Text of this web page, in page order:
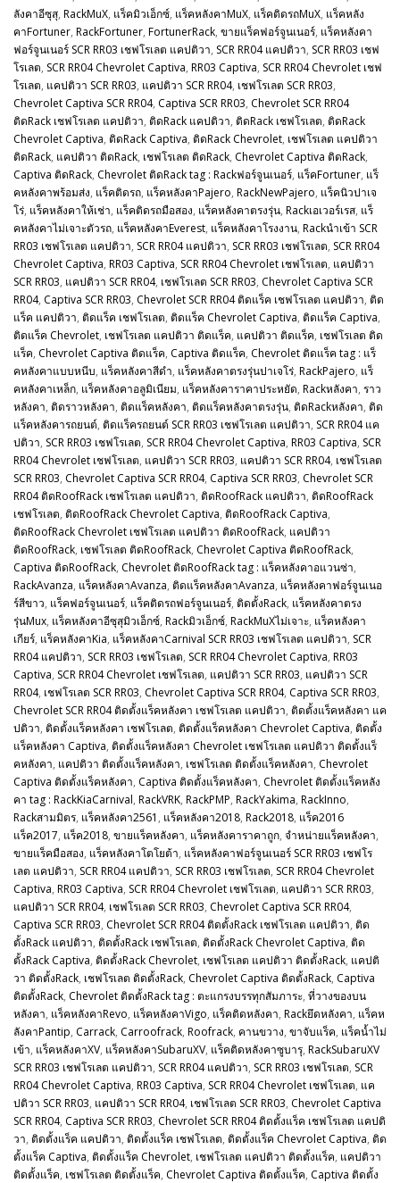
ลังคาอีซุสุ, RackMuX, แร็คมิวเอ็กซ์, แร็คหลังคาMuX, แร็คติดรถMuX, แร็คหลัง
คาFortuner, RackFortuner, FortunerRack, ขายแร็คฟอร์จูนเนอร์, แร็คหลังคา
ฟอร์จูนเนอร์ SCR RR03 เชฟโรเลต แคปติวา, SCR RR04 แคปติวา, SCR RR03 เชฟ
โรเลต, SCR RR04 Chevrolet Captiva, RR03 Captiva, SCR RR04 Chevrolet เชฟ
โรเลต, แคปติวา SCR RR03, แคปติวา SCR RR04, เชฟโรเลต SCR RR03,
Chevrolet Captiva SCR RR04, Captiva SCR RR03, Chevrolet SCR RR04
ติดRack เชฟโรเลต แคปติวา, ติดRack แคปติวา, ติดRack เชฟโรเลต, ติดRack
Chevrolet Captiva, ติดRack Captiva, ติดRack Chevrolet, เชฟโรเลต แคปติวา
ติดRack, แคปติวา ติดRack, เชฟโรเลต ติดRack, Chevrolet Captiva ติดRack,
Captiva ติดRack, Chevrolet ติดRack tag : Rackฟอร์จูนเนอร์, แร็คFortuner, แร็
คหลังคาพร้อมส่ง, แร็คติดรถ, แร็คหลังคาPajero, RackNewPajero, แร็คนิวปาเจ
โร่, แร็คหลังคาให้เช่า, แร็คติดรถมือสอง, แร็คหลังคาตรงรุ่น, Rackเอเวอร์เรส, แร็
คหลังคาไม่เจาะตัวรถ, แร็คหลังคาEverest, แร็คหลังคาโรงงาน, Rackนำเข้า SCR
RR03 เชฟโรเลต แคปติวา, SCR RR04 แคปติวา, SCR RR03 เชฟโรเลต, SCR RR04
Chevrolet Captiva, RR03 Captiva, SCR RR04 Chevrolet เชฟโรเลต, แคปติวา
SCR RR03, แคปติวา SCR RR04, เชฟโรเลต SCR RR03, Chevrolet Captiva SCR
RR04, Captiva SCR RR03, Chevrolet SCR RR04 ติดแร็ค เชฟโรเลต แคปติวา, ติด
แร็ค แคปติวา, ติดแร็ค เชฟโรเลต, ติดแร็ค Chevrolet Captiva, ติดแร็ค Captiva,
ติดแร็ค Chevrolet, เชฟโรเลต แคปติวา ติดแร็ค, แคปติวา ติดแร็ค, เชฟโรเลต ติด
แร็ค, Chevrolet Captiva ติดแร็ค, Captiva ติดแร็ค, Chevrolet ติดแร็ค tag : แร็
คหลังคาแบบหนีบ, แร็คหลังคาสีดำ, แร็คหลังคาตรงรุ่นปาเจโร่, RackPajero, แร็
คหลังคาเหล็ก, แร็คหลังคาอลูมิเนียม, แร็คหลังคาราคาประหยัด, Rackหลังคา, ราว
หลังคา, ติดราวหลังคา, ติดแร็คหลังคา, ติดแร็คหลังคาตรงรุ่น, ติดRackหลังคา, ติด
แร็คหลังคารถยนต์, ติดแร็ครถยนต์ SCR RR03 เชฟโรเลต แคปติวา, SCR RR04 แค
ปติวา, SCR RR03 เชฟโรเลต, SCR RR04 Chevrolet Captiva, RR03 Captiva, SCR
RR04 Chevrolet เชฟโรเลต, แคปติวา SCR RR03, แคปติวา SCR RR04, เชฟโรเลต
SCR RR03, Chevrolet Captiva SCR RR04, Captiva SCR RR03, Chevrolet SCR
RR04 ติดRoofRack เชฟโรเลต แคปติวา, ติดRoofRack แคปติวา, ติดRoofRack
เชฟโรเลต, ติดRoofRack Chevrolet Captiva, ติดRoofRack Captiva,
ติดRoofRack Chevrolet เชฟโรเลต แคปติวา ติดRoofRack, แคปติวา
ติดRoofRack, เชฟโรเลต ติดRoofRack, Chevrolet Captiva ติดRoofRack,
Captiva ติดRoofRack, Chevrolet ติดRoofRack tag : แร็คหลังคาอแวนซ่า,
RackAvanza, แร็คหลังคาAvanza, ติดแร็คหลังคาAvanza, แร็คหลังคาฟอร์จูนเนอ
ร์สีขาว, แร็คฟอร์จูนเนอร์, แร็คติดรถฟอร์จูนเนอร์, ติดตั้งRack, แร็คหลังคาตรง
รุ่นMux, แร็คหลังคาอีซุสุมิวเอ็กซ์, Rackมิวเอ็กซ์, RackMuXไม่เจาะ, แร็คหลังคา
เกียร์, แร็คหลังคาKia, แร็คหลังคาCarnival SCR RR03 เชฟโรเลต แคปติวา, SCR
RR04 แคปติวา, SCR RR03 เชฟโรเลต, SCR RR04 Chevrolet Captiva, RR03
Captiva, SCR RR04 Chevrolet เชฟโรเลต, แคปติวา SCR RR03, แคปติวา SCR
RR04, เชฟโรเลต SCR RR03, Chevrolet Captiva SCR RR04, Captiva SCR RR03,
Chevrolet SCR RR04 ติดตั้งแร็คหลังคา เชฟโรเลต แคปติวา, ติดตั้งแร็คหลังคา แค
ปติวา, ติดตั้งแร็คหลังคา เชฟโรเลต, ติดตั้งแร็คหลังคา Chevrolet Captiva, ติดตั้ง
แร็คหลังคา Captiva, ติดตั้งแร็คหลังคา Chevrolet เชฟโรเลต แคปติวา ติดตั้งแร็
คหลังคา, แคปติวา ติดตั้งแร็คหลังคา, เชฟโรเลต ติดตั้งแร็คหลังคา, Chevrolet
Captiva ติดตั้งแร็คหลังคา, Captiva ติดตั้งแร็คหลังคา, Chevrolet ติดตั้งแร็คหลัง
คา tag : RackKiaCarnival, RackVRK, RackPMP, RackYakima, RackInno,
Rackสามมิตร, แร็คหลังคา2561 , แร็คหลังคา2018, Rack2018, แร็ค2016
แร็ค2017, แร็ค2018, ขายแร็คหลังคา, แร็คหลังคาราคาถูก, จำหน่ายแร็คหลังคา,
ขายแร็คมือสอง, แร็คหลังคาโตโยต้า, แร็คหลังคาฟอร์จูนเนอร์ SCR RR03 เชฟโร
เลต แคปติวา, SCR RR04 แคปติวา, SCR RR03 เชฟโรเลต, SCR RR04 Chevrolet
Captiva, RR03 Captiva, SCR RR04 Chevrolet เชฟโรเลต, แคปติวา SCR RR03,
แคปติวา SCR RR04, เชฟโรเลต SCR RR03, Chevrolet Captiva SCR RR04,
Captiva SCR RR03, Chevrolet SCR RR04 ติดตั้งRack เชฟโรเลต แคปติวา, ติด
ตั้งRack แคปติวา, ติดตั้งRack เชฟโรเลต, ติดตั้งRack Chevrolet Captiva, ติด
ตั้งRack Captiva, ติดตั้งRack Chevrolet, เชฟโรเลต แคปติวา ติดตั้งRack, แคปติ
วา ติดตั้งRack, เชฟโรเลต ติดตั้งRack, Chevrolet Captiva ติดตั้งRack, Captiva
ติดตั้งRack, Chevrolet ติดตั้งRack tag : ตะแกรงบรรทุกสัมภาระ, ที่วางของบน
หลังคา, แร็คหลังคาRevo, แร็คหลังคาVigo, แร็คติดหลังคา, Rackยึดหลังคา, แร็คห
ลังคาPantip, Carrack, Carroofrack, Roofrack, คานขวาง, ขาจับแร็ค, แร็คน้ำไม่
เข้า, แร็คหลังคาXV, แร็คหลังคาSubaruXV, แร็คติดหลังคาซูบารุ, RackSubaruXV
SCR RR03 เชฟโรเลต แคปติวา, SCR RR04 แคปติวา, SCR RR03 เชฟโรเลต, SCR
RR04 Chevrolet Captiva, RR03 Captiva, SCR RR04 Chevrolet เชฟโรเลต, แค
ปติวา SCR RR03, แคปติวา SCR RR04, เชฟโรเลต SCR RR03, Chevrolet Captiva
SCR RR04, Captiva SCR RR03, Chevrolet SCR RR04 ติดตั้งแร็ค เชฟโรเลต แคปติ
วา, ติดตั้งแร็ค แคปติวา, ติดตั้งแร็ค เชฟโรเลต, ติดตั้งแร็ค Chevrolet Captiva, ติด
ตั้งแร็ค Captiva, ติดตั้งแร็ค Chevrolet, เชฟโรเลต แคปติวา ติดตั้งแร็ค, แคปติวา
ติดตั้งแร็ค, เชฟโรเลต ติดตั้งแร็ค, Chevrolet Captiva ติดตั้งแร็ค, Captiva ติดตั้ง